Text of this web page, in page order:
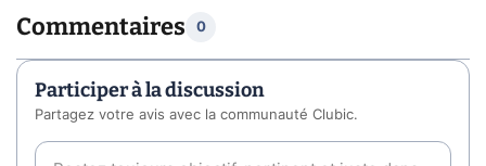
Commentaires 0
Participer à la discussion
Partagez votre avis avec la communauté Clubic.